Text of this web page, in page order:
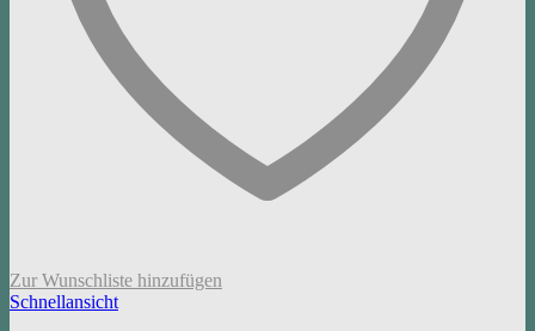
Zur Wunschliste hinzufügen
Schnellansicht